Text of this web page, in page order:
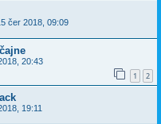
čer 2018, 09:09
20:43
1 2
19:11